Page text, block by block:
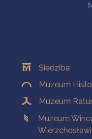
Siedziba
Muzeum
Muzeum
Muzeum